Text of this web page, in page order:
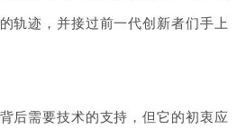
轨迹，并接过前一代创新者们手上
后需要技术的支持，但它的初衷应